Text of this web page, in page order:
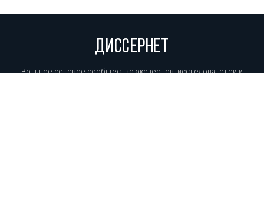
ДИССЕРНЕТ
Вольное сетевое сообщество экспертов, исследователей и